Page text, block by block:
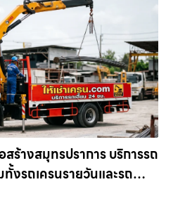
ร้างสมุทรปราการ บริการรถ
ทั้งรถเครนรายวันและรถ